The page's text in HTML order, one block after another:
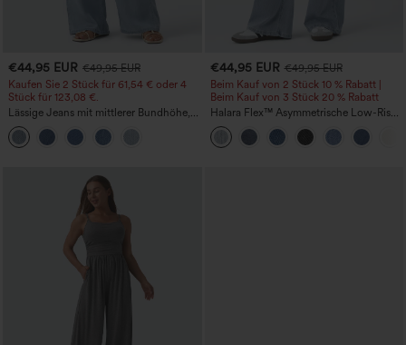
€44,95 EUR €49,95 EUR
Kaufen Sie 2 Stück für 61,54 € oder 4
Stück für 123,08 €.
Lässige Jeans mit mittlerer Bundhöhe,
Kordelzug und Taschen
€44,95 EUR €49,95 EUR
Beim Kauf von 2 Stück 10 % Rabatt |
Beim Kauf von 3 Stück 20 % Rabatt
Halara Flex™ Asymmetrische Low-Rise-
Jeans mit Reißverschlusstaschen,
Baggy-Stil, weitem Bein, gewaschen,
lässig